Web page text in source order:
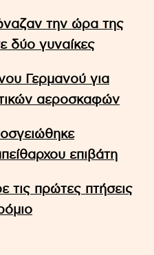
την ώρα της
δύο γυναίκες
Γερμανού για
αεροσκαφών
επιβάτη
τις πρώτες πτήσεις